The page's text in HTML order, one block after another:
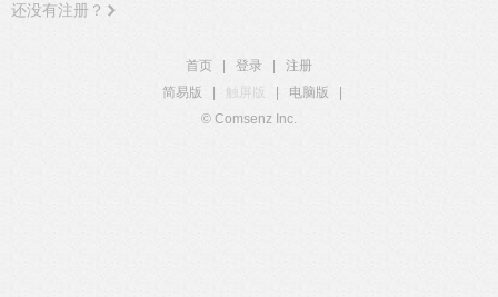
还没有注册？
首页 登录
注册
简易版
触屏版 电脑版
© Comsenz Inc.